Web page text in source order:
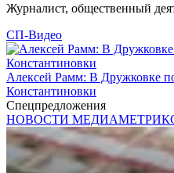
Журналист, общественный
СП-Видео
Алексей Рамм: В Дружковке
Константиновки
Спецпредложения
НОВОСТИ